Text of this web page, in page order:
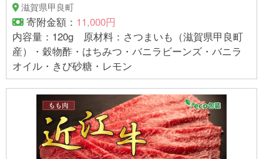
滋賀県甲良町
寄附金額： 11,000円
内容量：120g 原材料：さつまいも（滋賀県甲良町
産）・穀物酢・はちみつ・バニラビーンズ・バニラ
オイル・きび砂糖・レモン